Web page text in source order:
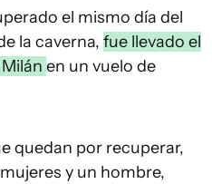
el mismo día del
la caverna, fue llevado el
en un vuelo de
quedan por recuperar,
y un hombre,